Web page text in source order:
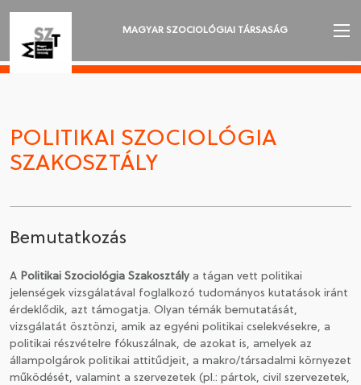
MAGYAR SZOCIOLÓGIAI TÁRSASÁG
VÁNDORGYŰLÉSEK
SZOCIOLÓGIAI SZEMLE
NYELVVÁLASZTÁS
POLITIKAI SZOCIOLÓGIA
SZAKOSZTÁLY
Bemutatkozás
A Politikai Szociológia Szakosztály a tágan vett politikai
jelenségek vizsgálatával foglalkozó tudományos kutatások iránt
érdeklődik, azt támogatja. Olyan témák bemutatását,
vizsgálatát ösztönzi, amik az egyéni politikai cselekvésekre, a
politikai részvételre fókuszálnak, de azokat is, amelyek az
állampolgárok politikai attitűdjeit, a makro/társadalmi környezet
működését, valamint a szervezetek (pl.: pártok, civil szervezetek,